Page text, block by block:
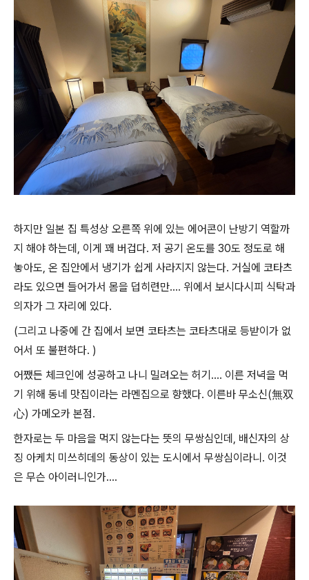
하지만 일본 집 특성상 오른쪽 위에 있는 에어콘이 난방기 역할까
지 해야 하는데, 이게 꽤 버겁다. 저 공기 온도를 30도 정도로 해
놓아도, 온 집안에서 냉기가 쉽게 사라지지 않는다. 거실에 코타츠
라도 있으면 들어가서 몸을 덥히련만.... 위에서 보시다시피 식탁과
의자가 그 자리에 있다.
(그리고 나중에 간 집에서 보면 코타츠는 코타츠대로 등받이가 없
어서 또 불편하다. )
어쨌든 체크인에 성공하고 나니 밀려오는 허기.... 이른 저녁을 먹
기 위해 동네 맛집이라는 라멘집으로 향했다. 이른바 무소신(無双
心) 가메오카 본점.
한자로는 두 마음을 먹지 않는다는 뜻의 무쌍심인데, 배신자의 상
징 아케치 미쓰히데의 동상이 있는 도시에서 무쌍심이라니. 이것
은 무슨 아이러니인가....